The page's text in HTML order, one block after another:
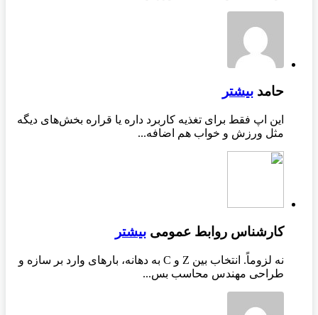
حامد بیشتر
این اپ فقط برای تغذیه کاربرد داره یا قراره بخش‌های دیگه
مثل ورزش و خواب هم اضافه...
کارشناس روابط عمومی بیشتر
نه لزوماً. انتخاب بین Z و C به دهانه، بارهای وارد بر سازه و
طراحی مهندس محاسب بس...